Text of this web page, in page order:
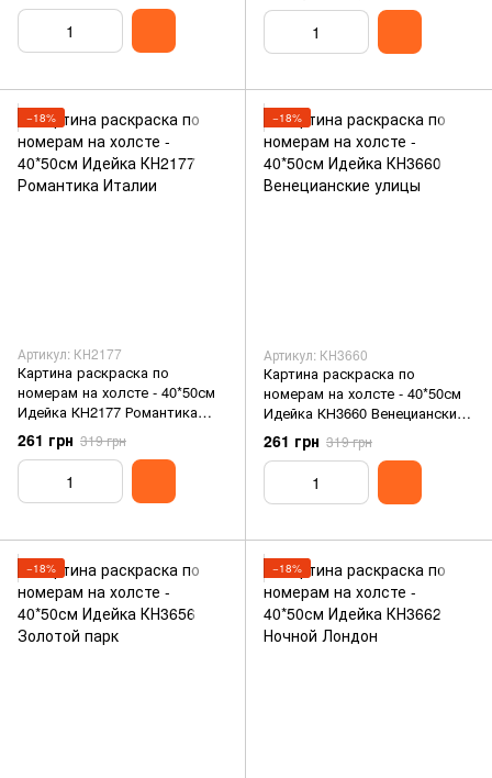
−18%
Артикул: КН2177
Картина раскраска по
номерам на холсте - 40*50см
Идейка КН2177 Романтика
Италии
261 грн 319 грн
−18%
Артикул: КН3660
Картина раскраска по
номерам на холсте - 40*50см
Идейка КН3660 Венецианские
улицы
261 грн 319 грн
−18% −18%